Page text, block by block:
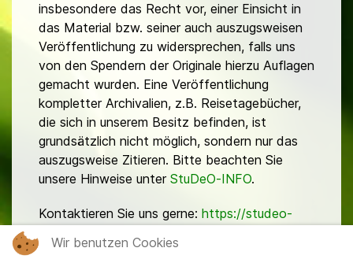
insbesondere das Recht vor, einer Einsicht in
das Material bzw. seiner auch auszugsweisen
Veröffentlichung zu widersprechen, falls uns
von den Spendern der Originale hierzu Auflagen
gemacht wurden. Eine Veröffentlichung
kompletter Archivalien, z.B. Reisetagebücher,
die sich in unserem Besitz befinden, ist
grundsätzlich nicht möglich, sondern nur das
auszugsweise Zitieren. Bitte beachten Sie
unsere Hinweise unter StuDeO-INFO.
Kontaktieren Sie uns gerne: https://studeo-
Wir benutzen Cookies